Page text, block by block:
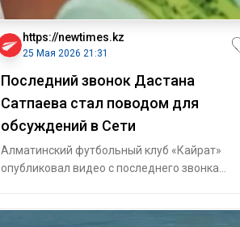
https://newtimes.kz
25 Мая 2026 21:31
Последний звонок Дастана
Сатпаева стал поводом для
обсуждений в Сети
Алматинский футбольный клуб «Кайрат»
опубликовал видео с последнего звонка